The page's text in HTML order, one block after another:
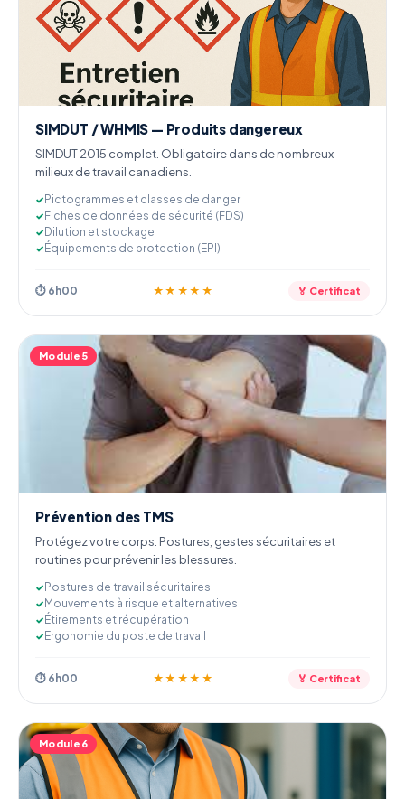
SIMDUT / WHMIS — Produits dangereux
SIMDUT 2015 complet. Obligatoire dans de nombreux
milieux de travail canadiens.
Pictogrammes et classes de danger
Fiches de données de sécurité (FDS)
Dilution et stockage
Équipements de protection (EPI)
⏱ 6h00 ★★★★★ 🏅 Certificat
Module 5
Prévention des TMS
Protégez votre corps. Postures, gestes sécuritaires et
routines pour prévenir les blessures.
Postures de travail sécuritaires
Mouvements à risque et alternatives
Étirements et récupération
Ergonomie du poste de travail
⏱ 6h00 ★★★★★ 🏅 Certificat
Module 6